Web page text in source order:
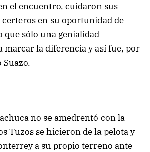
el encuentro, cuidaron sus
en su oportunidad de
que sólo una genialidad
la diferencia y así fue, por
no se amedrentó con la
Tuzos se hicieron de la pelota y
a su propio terreno ante